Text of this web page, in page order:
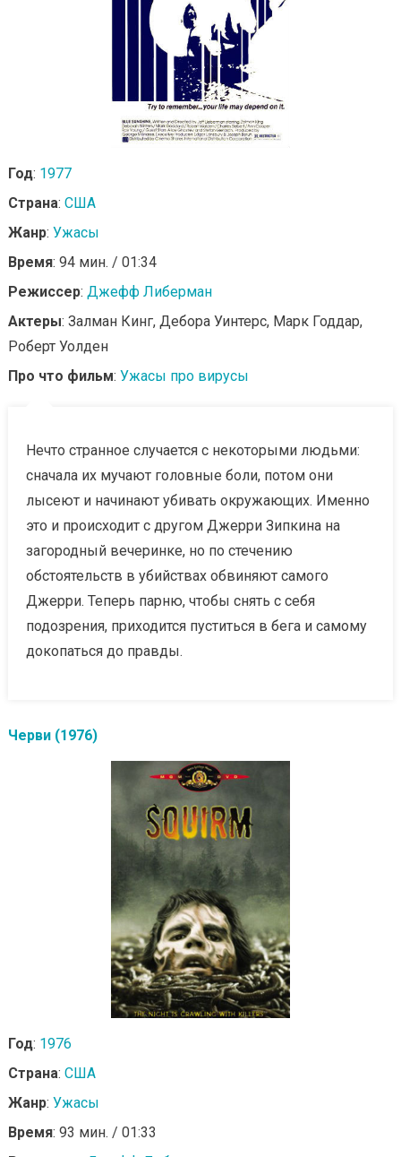
Год: 1977
Страна: США
Жанр: Ужасы
Время: 94 мин. / 01:34
Режиссер: Джефф Либерман
Актеры: Залман Кинг, Дебора Уинтерс, Марк Годдар,
Роберт Уолден
Про что фильм: Ужасы про вирусы
Нечто странное случается с некоторыми людьми:
сначала их мучают головные боли, потом они
лысеют и начинают убивать окружающих. Именно
это и происходит с другом Джерри Зипкина на
загородный вечеринке, но по стечению
обстоятельств в убийствах обвиняют самого
Джерри. Теперь парню, чтобы снять с себя
подозрения, приходится пуститься в бега и самому
докопаться до правды.
Черви (1976)
Год: 1976
Страна: США
Жанр: Ужасы
Время: 93 мин. / 01:33